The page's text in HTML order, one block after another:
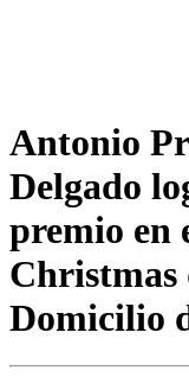
Antonio
Delgado
premio en
Christmas
Domicilio